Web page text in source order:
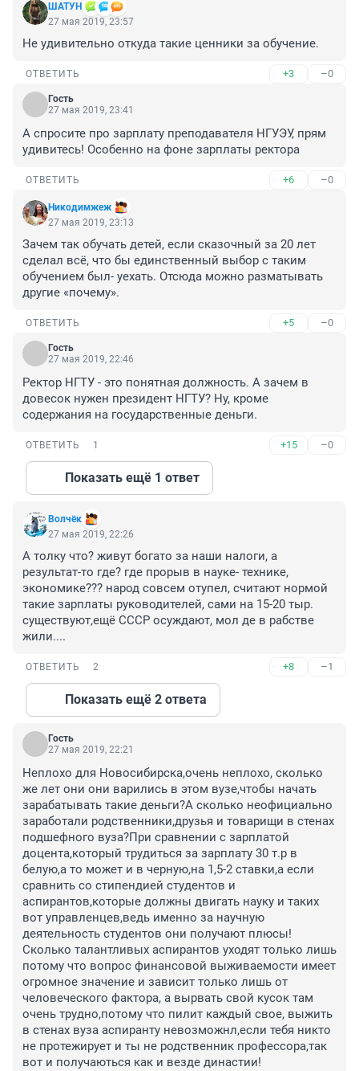
ШАТУН
27 мая 2019, 23:57
Не удивительно откуда такие ценники за обучение.
ОТВЕТИТЬ +3 –0
Гость
27 мая 2019, 23:41
А спросите про зарплату преподавателя НГУЭУ, прям
удивитесь! Особенно на фоне зарплаты ректора
ОТВЕТИТЬ +6 –0
Никодимжеж
27 мая 2019, 23:13
Зачем так обучать детей, если сказочный за 20 лет
сделал всё, что бы единственный выбор с таким
обучением был- уехать. Отсюда можно разматывать
другие «почему».
ОТВЕТИТЬ +5 –0
Гость
27 мая 2019, 22:46
Ректор НГТУ - это понятная должность. А зачем в
довесок нужен президент НГТУ? Ну, кроме
содержания на государственные деньги.
ОТВЕТИТЬ 1 +15 –0
Показать ещё 1 ответ
Волчёк
27 мая 2019, 22:26
А толку что? живут богато за наши налоги, а
результат-то где? где прорыв в науке- технике,
экономике??? народ совсем отупел, считают нормой
такие зарплаты руководителей, сами на 15-20 тыр.
существуют,ещё СССР осуждают, мол де в рабстве
жили....
ОТВЕТИТЬ 2 +8 –1
Показать ещё 2 ответа
Гость
27 мая 2019, 22:21
Неплохо для Новосибирска,очень неплохо, сколько
же лет они они варились в этом вузе,чтобы начать
зарабатывать такие деньги?А сколько неофициально
заработали родственники,друзья и товарищи в стенах
подшефного вуза?При сравнении с зарплатой
доцента,который трудиться за зарплату 30 т.р в
белую,а то может и в черную,на 1,5-2 ставки,а если
сравнить со стипендией студентов и
аспирантов,которые должны двигать науку и таких
вот управленцев,ведь именно за научную
деятельность студентов они получают плюсы!
Сколько талантливых аспирантов уходят только лишь
потому что вопрос финансовой выживаемости имеет
огромное значение и зависит только лишь от
человеческого фактора, а вырвать свой кусок там
очень трудно,потому что пилит каждый свое, выжить
в стенах вуза аспиранту невозможнл,если тебя никто
не протежирует и ты не родственник профессора,так
вот и получаються как и везде династии!